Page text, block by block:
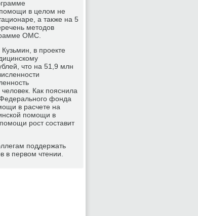
помощи в целом не
а также на 5
методов
ОМС.
в проекте
что на 51,9 млн
Как пояснила
фонда
в расчете на
помощи в
рост составит
поддержать
первом чтении.